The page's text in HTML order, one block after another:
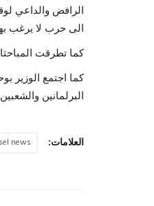
الرافض والداعي
الى حرب لا يرغب
كما تطرقت
كما اجتمع الوزير
البرلمانين
العلامات: news